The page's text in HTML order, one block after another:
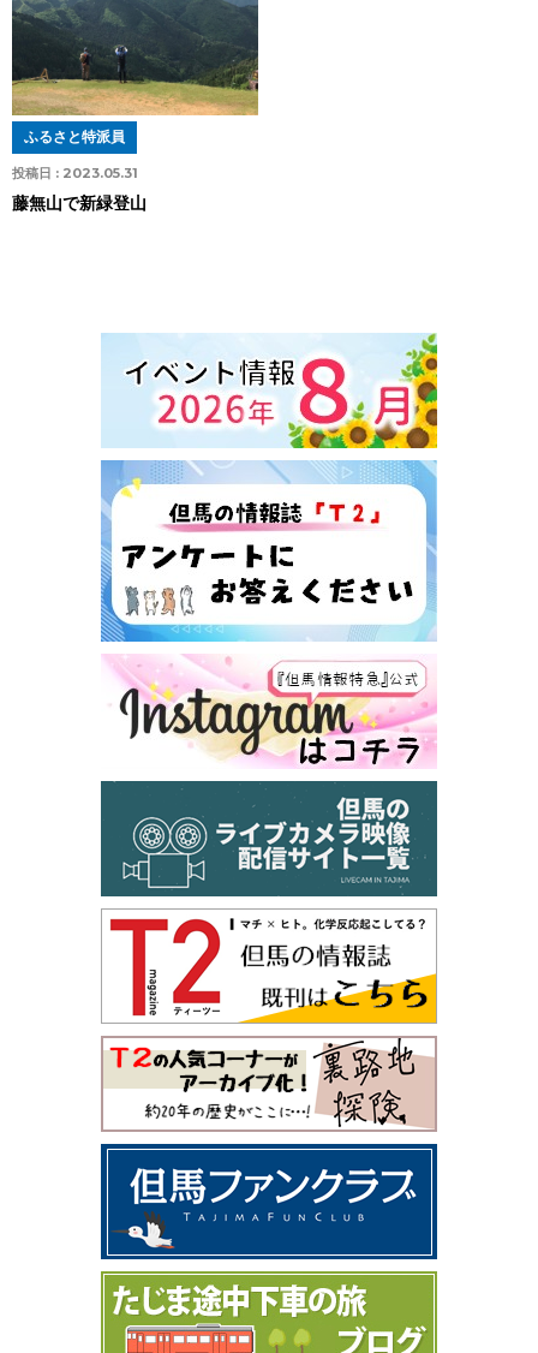
投稿日 : 2023.05.31
ふるさと特派員
藤無山で新緑登山